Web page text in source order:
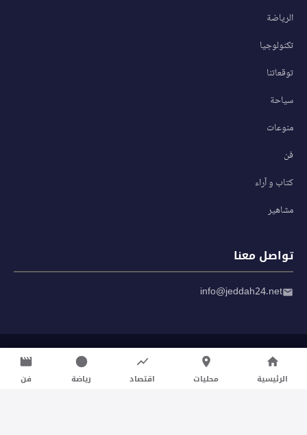
الرياضة
تكنولوجيا
توقعاتنا
سياحة
منوعات
فن
كتاب و آراء
مشاهير
تواصل معنا
info@jeddah24.net
سياسة الخصوصية
شروط الاستخدام
الرئيسية محليات اقتصاد رياضة فن